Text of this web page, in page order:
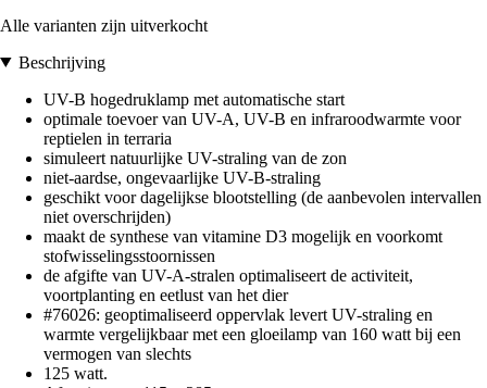
Alle varianten zijn uitverkocht
Beschrijving
UV-B hogedruklamp met automatische start
optimale toevoer van UV-A, UV-B en infraroodwarmte voor
reptielen in terraria
simuleert natuurlijke UV-straling van de zon
niet-aardse, ongevaarlijke UV-B-straling
geschikt voor dagelijkse blootstelling (de aanbevolen intervallen
niet overschrijden)
maakt de synthese van vitamine D3 mogelijk en voorkomt
stofwisselingsstoornissen
de afgifte van UV-A-stralen optimaliseert de activiteit,
voortplanting en eetlust van het dier
#76026: geoptimaliseerd oppervlak levert UV-straling en
warmte vergelijkbaar met een gloeilamp van 160 watt bij een
vermogen van slechts
125 watt.